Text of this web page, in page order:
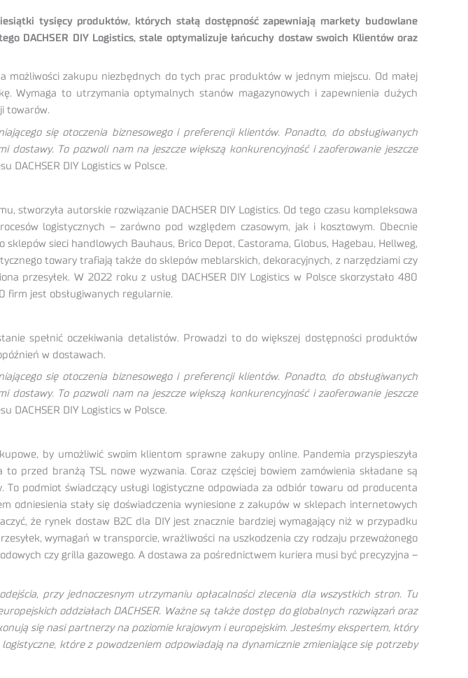
tysięcy produktów, których stałą dostępność zapewniają markety budowlane
DACHSER DIY Logistics, stale optymalizuje łańcuchy dostaw swoich Klientów oraz
zakupu niezbędnych do tych prac produktów w jednym miejscu. Od małej
Wymaga to utrzymania optymalnych stanów magazynowych i zapewnienia dużych
towarów.
się otoczenia biznesowego i preferencji klientów. Ponadto, do obsługiwanych
To pozwoli nam na jeszcze większą konkurencyjność i zaoferowanie jeszcze
DACHSER DIY Logistics w Polsce.
autorskie rozwiązanie DACHSER DIY Logistics. Od tego czasu kompleksowa
logistycznych – zarówno pod względem czasowym, jak i kosztowym. Obecnie
sieci handlowych Bauhaus, Brico Depot, Castorama, Globus, Hagebau, Hellweg,
towary trafiają także do sklepów meblarskich, dekoracyjnych, z narzędziami czy
przesyłek. W 2022 roku z usług DACHSER DIY Logistics w Polsce skorzystało 480
firm jest obsługiwanych regularnie.
spełnić oczekiwania detalistów. Prowadzi to do większej dostępności produktów
w dostawach.
się otoczenia biznesowego i preferencji klientów. Ponadto, do obsługiwanych
To pozwoli nam na jeszcze większą konkurencyjność i zaoferowanie jeszcze
DACHSER DIY Logistics w Polsce.
by umożliwić swoim klientom sprawne zakupy online. Pandemia przyspieszyła
przed branżą TSL nowe wyzwania. Coraz częściej bowiem zamówienia składane są
podmiot świadczący usługi logistyczne odpowiada za odbiór towaru od producenta
stały się doświadczenia wyniesione z zakupów w sklepach internetowych
że rynek dostaw B2C dla DIY jest znacznie bardziej wymagający niż w przypadku
wymagań w transporcie, wrażliwości na uszkodzenia czy rodzaju przewożonego
czy grilla gazowego. A dostawa za pośrednictwem kuriera musi być precyzyjna –
przy jednoczesnym utrzymaniu opłacalności zlecenia dla wszystkich stron. Tu
oddziałach DACHSER. Ważne są także dostęp do globalnych rozwiązań oraz
się nasi partnerzy na poziomie krajowym i europejskim. Jesteśmy ekspertem, który
które z powodzeniem odpowiadają na dynamicznie zmieniające się potrzeby